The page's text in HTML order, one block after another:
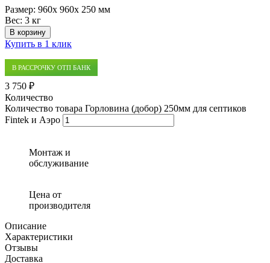
Размер: 960x 960x 250 мм
Вес: 3 кг
В корзину
Купить в 1 клик
В РАССРОЧКУ ОТП БАНК
3 750 ₽
Количество
Количество товара Горловина (добор) 250мм для септиков
Fintek и Аэро
Монтаж и
обслуживание
Цена от
производителя
Описание
Характеристики
Отзывы
Доставка